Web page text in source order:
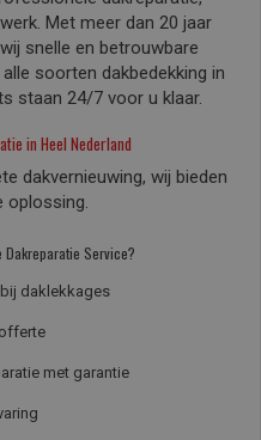
Met meer dan 20 jaar
snelle en betrouwbare
soorten dakbedekking in
staan 24/7 voor u klaar.
in Heel Nederland
dakvernieuwing, wij bieden
oplossing.
Dakreparatie Service?
daklekkages
met garantie